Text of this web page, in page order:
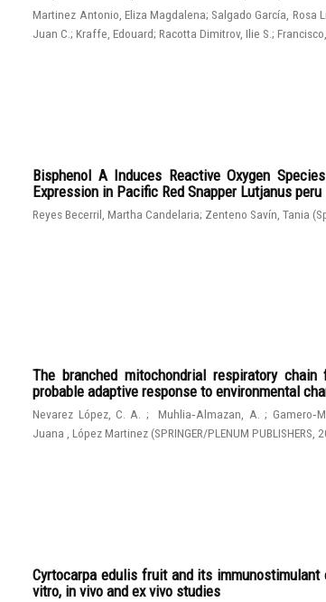
Martinez Antonio, Eliza Magdalena; Salgado García, Rosa
Juan C.;Kraffe, Edouard;Racotta Dimitrov, Ilie S.;
Bisphenol A Induces Reactive Oxygen
Expression in Pacific Red Snapper Lutjanus
Reyes Becerril, Martha Candelaria; Zenteno Savín, Tania (
The branched mitochondrial respiratory
probable adaptive response to environmental
Nevarez López, C. A. ; Muhlia‑Almazan, A.;
Juana , López Martinez (SPRINGER/PLENUM PUBLISHERS
Cyrtocarpa edulis fruit and its
vitro, in vivo and ex vivo studies